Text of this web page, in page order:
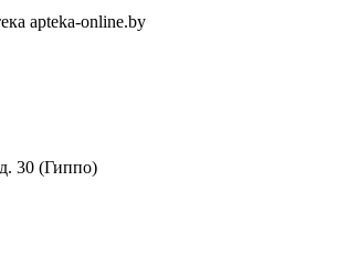
apteka-online.by
30 (Гиппо)